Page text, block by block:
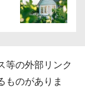
等の外部リンク
ものがありま